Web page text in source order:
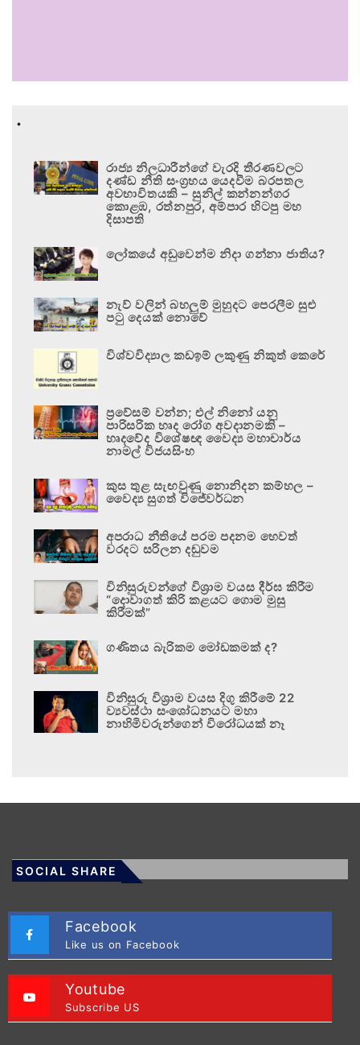
.
රාජ්‍ය නිලධාරීන්ගේ වැරදි තීරණවලට
දණ්ඩ නීති සංග්‍රහය යෙදවීම බරපතල
අවභාවිතයකි – සුනිල් කන්නන්ගර
කොළඹ, රත්නපුර, අම්පාර හිටපු මහ
දිසාපති
ලෝකයේ අඩුවෙන්ම නිදා ගන්නා ජාතිය?
නැව් වලින් බහලුම් මුහුදට පෙරලීම සුළු
පටු දෙයක් නොවේ
විශ්වවිද්‍යාල කඩඉම් ලකුණු නිකුත් කෙරේ
ප්‍රවේසම් වන්න; එල් නිනෝ යනු
පාරිසරික හෘද රෝග අවදානමකි –
හෘදවේද විශේෂඥ වෛද්‍ය මහාචාර්ය
නාමල් විජයසිංහ
කුස තුළ සැඟවුණු නොනිදන කම්හල –
වෛද්‍ය සුගත් විජේවර්ධන
අපරාධ නීතියේ පරම පදනම හෙවත්
වරදට සරිලන දඬුවම
විනිසුරුවන්ගේ විශ්‍රාම වයස දීර්ඝ කිරීම
“දොවාගත් කිරි කළයට ගොම මුසු
කිරීමක්”
ගණිතය බැරිකම මෝඩකමක් ද?
විනිසුරු විශ්‍රාම වයස දිගු කිරීමේ 22
ව්‍යවස්ථා සංශෝධනයට මහා
නාහිමිවරුන්ගෙන් විරෝධයක් නෑ
SOCIAL SHARE
Facebook
Like us on Facebook
Youtube
Subscribe US